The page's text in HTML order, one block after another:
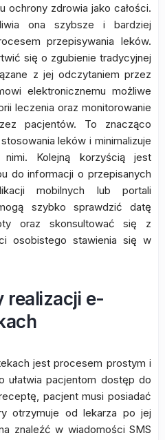
ochrony zdrowia jako całości.
ona szybsze i bardziej
przepisywania leków.
się o zgubienie tradycyjnej
z jej odczytaniem przez
elektronicznemu możliwe
leczenia oraz monitorowanie
pacjentów. To znacząco
leków i minimalizuje
Kolejną korzyścią jest
do informacji o przepisanych
mobilnych lub portali
szybko sprawdzić datę
oraz skonsultować się z
osobistego stawienia się w
realizacji e-
jest procesem prostym i
ułatwia pacjentom dostęp do
pacjent musi posiadać
otrzymuje od lekarza po jej
znaleźć w wiadomości SMS